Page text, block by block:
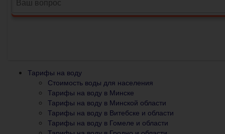
Тарифы на воду
Стоимость воды для населения
Тарифы на воду в Минске
Тарифы на воду в Минской области
Тарифы на воду в Витебске и области
Тарифы на воду в Гомеле и области